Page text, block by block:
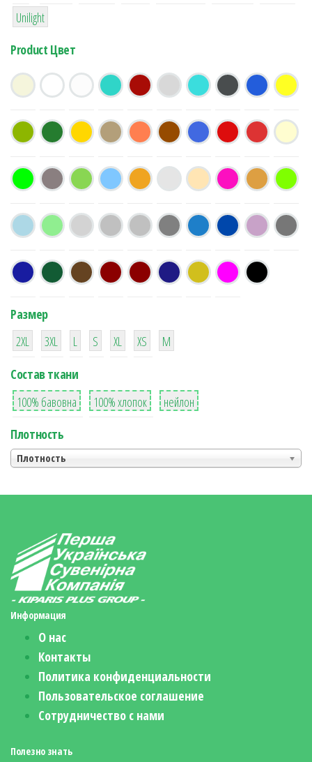
1
Unilight
Product Цвет
Размер
38
2XL
16
3XL
42
L
42
S
42
XL XS
М
Состав ткани
8
100% бавовна
36
100% хлопок
2
нейлон
Плотность
Плотность
Информация
О нас
Контакты
Политика конфиденциальности
Пользовательское соглашение
Сотрудничество с нами
Полезно знать